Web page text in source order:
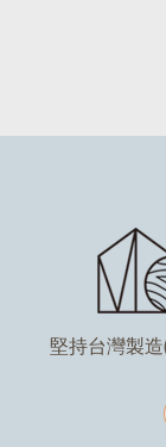
堅持台灣製